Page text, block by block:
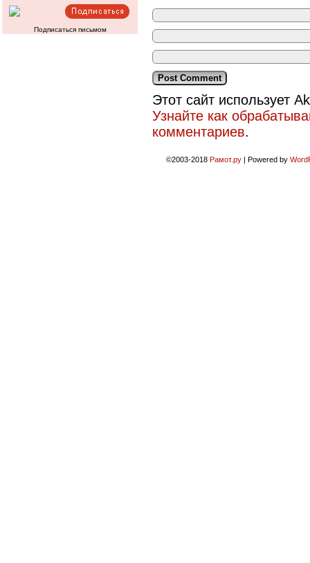
Подписаться письмом
Этот сайт использует
Узнайте как
комментариев.
©2003-2018 Рамот.ру | Powered by